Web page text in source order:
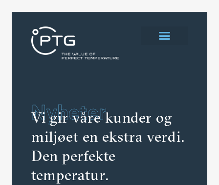
Nyheter
Vi gir våre kunder og
miljøet en ekstra verdi.
Den perfekte
temperatur.